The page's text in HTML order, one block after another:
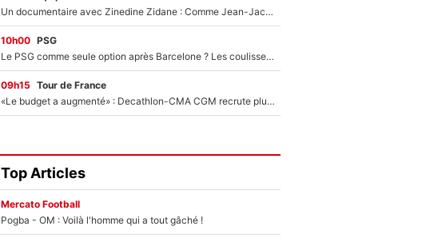
Un documentaire avec Zinedine Zidane : Comme Jean-Jacques Goldman et Mylène Farmer, le nouveau sélectionneur de l'équipe de France a recalé une journaliste très connue
10h00 PSG
Le PSG comme seule option après Barcelone ? Les coulisses de la signature historique de Lionel Messi sont révélées au grand jour !
09h15 Tour de France
«Le budget a augmenté» : Decathlon-CMA CGM recrute plusieurs coureurs pour offrir à Paul Seixas une équipe pour gagner le Tour de France 2027
Top Articles
Mercato Football
Pogba - OM : Voilà l'homme qui a tout gâché !